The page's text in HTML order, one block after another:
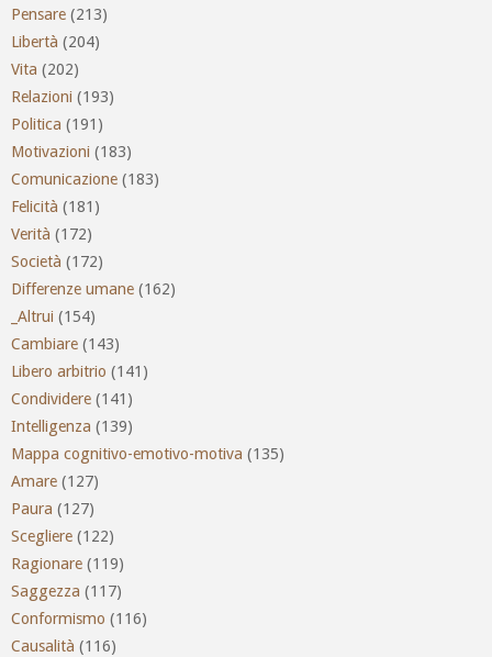
Pensare (213)
Libertà (204)
Vita (202)
Relazioni (193)
Politica (191)
Motivazioni (183)
Comunicazione (183)
Felicità (181)
Verità (172)
Società (172)
Differenze umane (162)
_Altrui (154)
Cambiare (143)
Libero arbitrio (141)
Condividere (141)
Intelligenza (139)
Mappa cognitivo-emotivo-motiva (135)
Amare (127)
Paura (127)
Scegliere (122)
Ragionare (119)
Saggezza (117)
Conformismo (116)
Causalità (116)